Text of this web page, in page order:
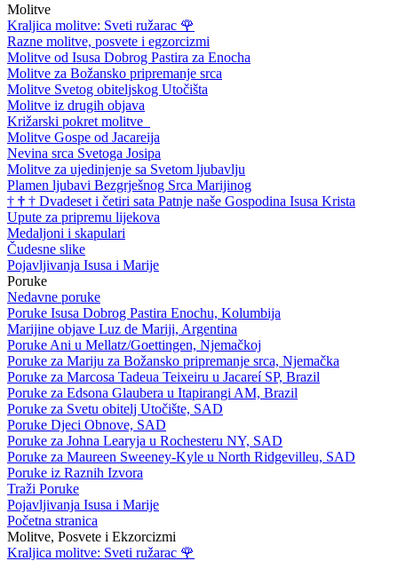
Molitve
Kraljica molitve: Sveti ružarac 🌹
Razne molitve, posvete i egzorcizmi
Molitve od Isusa Dobrog Pastira za Enocha
Molitve za Božansko pripremanje srca
Molitve Svetog obiteljskog Utočišta
Molitve iz drugih objava
Križarski pokret molitve
Molitve Gospe od Jacareija
Nevina srca Svetoga Josipa
Molitve za ujedinjenje sa Svetom ljubavlju
Plamen ljubavi Bezgrješnog Srca Marijinog
† † † Dvadeset i četiri sata Patnje naše Gospodina Isusa Krista
Upute za pripremu lijekova
Medaljoni i skapulari
Čudesne slike
Pojavljivanja Isusa i Marije
Poruke
Nedavne poruke
Poruke Isusa Dobrog Pastira Enochu, Kolumbija
Marijine objave Luz de Mariji, Argentina
Poruke Ani u Mellatz/Goettingen, Njemačkoj
Poruke za Mariju za Božansko pripremanje srca, Njemačka
Poruke za Marcosa Tadeua Teixeiru u Jacareí SP, Brazil
Poruke za Edsona Glaubera u Itapirangi AM, Brazil
Poruke za Svetu obitelj Utočište, SAD
Poruke Djeci Obnove, SAD
Poruke za Johna Learyja u Rochesteru NY, SAD
Poruke za Maureen Sweeney-Kyle u North Ridgevilleu, SAD
Poruke iz Raznih Izvora
Traži Poruke
Pojavljivanja Isusa i Marije
Početna stranica
Molitve, Posvete i Ekzorcizmi
Kraljica molitve: Sveti ružarac 🌹